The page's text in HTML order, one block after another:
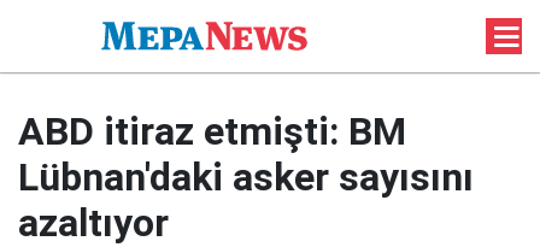
ABD itiraz etmişti: BM
Lübnan'daki asker sayısını
azaltıyor